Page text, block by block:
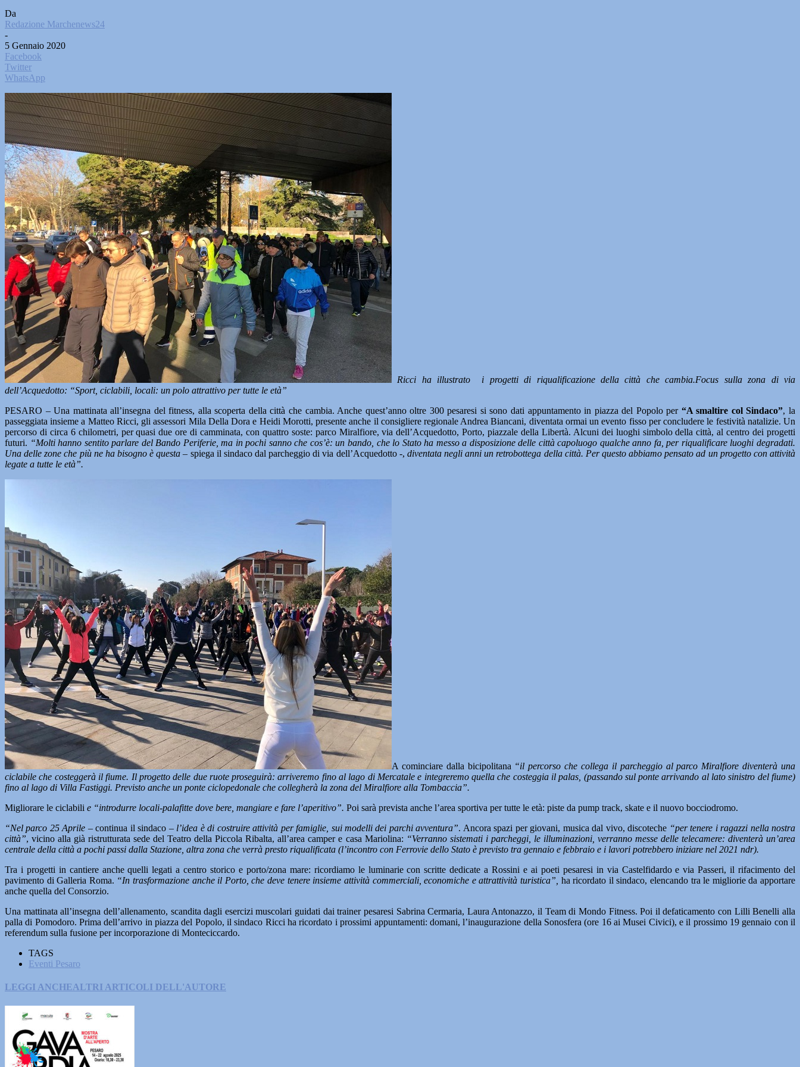
Da
Redazione Marchenews24
-
5 Gennaio 2020
Facebook
Twitter
WhatsApp
Ricci ha illustrato i progetti di riqualificazione della città che cambia.Focus sulla zona di via
dell’Acquedotto: “Sport, ciclabili, locali: un polo attrattivo per tutte le età”
PESARO – Una mattinata all’insegna del fitness, alla scoperta della città che cambia. Anche quest’anno oltre 300 pesaresi si sono dati appuntamento in piazza del Popolo per“A smaltire col Sindaco”, la
passeggiata insieme a Matteo Ricci, gli assessori Mila Della Dora e Heidi Morotti, presente anche il consigliere regionale Andrea Biancani, diventata ormai un evento fisso per concludere le festività natalizie. Un
percorso di circa 6 chilometri, per quasi due ore di camminata, con quattro soste: parco Miralfiore, via dell’Acquedotto, Porto, piazzale della Libertà. Alcuni dei luoghi simbolo della città, al centro dei progetti
futuri. “Molti hanno sentito parlare del Bando Periferie, ma in pochi sanno che cos’è: un bando, che lo Stato ha messo a disposizione delle città capoluogo qualche anno fa, per riqualificare luoghi degradati.
Una delle zone che più ne ha bisogno è questa – spiega il sindaco dal parcheggio di via dell’Acquedotto -, diventata negli anni un retrobottega della città. Per questo abbiamo pensato ad un progetto con attività
legate a tutte le età”.
A cominciare dalla bicipolitana “il percorso che collega il parcheggio al parco Miralfiore diventerà una
ciclabile che costeggerà il fiume. Il progetto delle due ruote proseguirà: arriveremo fino al lago di Mercatale e integreremo quella che costeggia il palas, (passando sul ponte arrivando al lato sinistro del fiume)
fino al lago di Villa Fastiggi. Previsto anche un ponte ciclopedonale che collegherà la zona del Miralfiore alla Tombaccia”.
Migliorare le ciclabili e “introdurre locali-palafitte dove bere, mangiare e fare l’aperitivo”. Poi sarà prevista anche l’area sportiva per tutte le età: piste da pump track, skate e il nuovo bocciodromo.
“Nel parco 25 Aprile –continua il sindaco –l’idea è di costruire attività per famiglie, sui modelli dei parchi avventura”. Ancora spazi per giovani, musica dal vivo, discoteche “per tenere i ragazzi nella nostra
città”, vicino alla già ristrutturata sede del Teatro della Piccola Ribalta, all’area camper e casa Mariolina: “Verranno sistemati i parcheggi, le illuminazioni, verranno messe delle telecamere: diventerà un’area
centrale della città a pochi passi dalla Stazione, altra zona che verrà presto riqualificata (l’incontro con Ferrovie dello Stato è previsto tra gennaio e febbraio e i lavori potrebbero iniziare nel 2021 ndr).
Tra i progetti in cantiere anche quelli legati a centro storico e porto/zona mare: ricordiamo le luminarie con scritte dedicate a Rossini e ai poeti pesaresi in via Castelfidardo e via Passeri, il rifacimento del
pavimento di Galleria Roma. “In trasformazione anche il Porto, che deve tenere insieme attività commerciali, economiche e attrattività turistica”, ha ricordato il sindaco, elencando tra le migliorie da apportare
anche quella del Consorzio.
Una mattinata all’insegna dell’allenamento, scandita dagli esercizi muscolari guidati dai trainer pesaresi Sabrina Cermaria, Laura Antonazzo, il Team di Mondo Fitness. Poi il defaticamento con Lilli Benelli alla
palla di Pomodoro. Prima dell’arrivo in piazza del Popolo, il sindaco Ricci ha ricordato i prossimi appuntamenti: domani, l’inaugurazione della Sonosfera (ore 16 ai Musei Civici), e il prossimo 19 gennaio con il
referendum sulla fusione per incorporazione di Monteciccardo.
TAGS
Eventi Pesaro
LEGGI ANCHEALTRI ARTICOLI DELL'AUTORE